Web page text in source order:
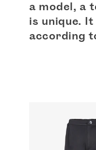
l
e
a model, a
is unique.
according